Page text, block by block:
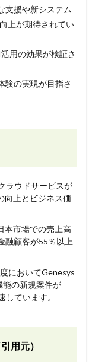
支援や新システム
上が期待されてい
用の効果が検証さ
験の実現が目指さ
ラウドサービスが
向上とビジネス価
本市場での売上高
融顧客が55％以上
においてGenesys
の新規案件が
ています。
用元）